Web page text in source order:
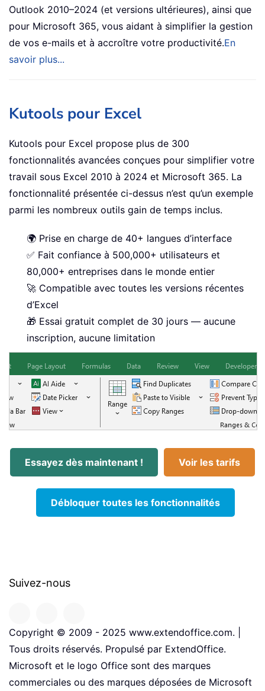
Outlook 2010–2024 (et versions ultérieures), ainsi que
pour Microsoft 365, vous aidant à simplifier la gestion
de vos e-mails et à accroître votre productivité.En
savoir plus...
Kutools pour Excel
Kutools pour Excel propose plus de 300
fonctionnalités avancées conçues pour simplifier votre
travail sous Excel 2010 à 2024 et Microsoft 365. La
fonctionnalité présentée ci-dessus n’est qu’un exemple
parmi les nombreux outils gain de temps inclus.
🌍 Prise en charge de 40+ langues d’interface
✅ Fait confiance à 500,000+ utilisateurs et
80,000+ entreprises dans le monde entier
🚀 Compatible avec toutes les versions récentes
d’Excel
🎁 Essai gratuit complet de 30 jours — aucune
inscription, aucune limitation
Essayez dès maintenant ! Voir les tarifs
Débloquer toutes les fonctionnalités
Suivez-nous
Copyright © 2009 - 2025 www.extendoffice.com. |
Tous droits réservés. Propulsé par ExtendOffice.
Microsoft et le logo Office sont des marques
commerciales ou des marques déposées de Microsoft